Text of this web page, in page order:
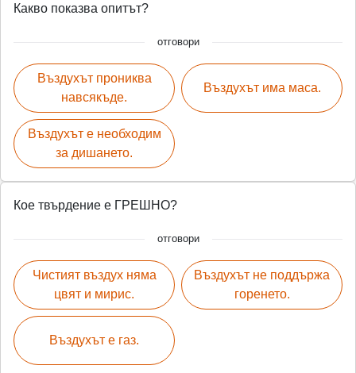
Какво показва опитът?
отговори
Въздухът прониква
навсякъде.
Въздухът е необходим
за дишането.
Въздухът има маса.
Кое твърдение е ГРЕШНО?
отговори
Чистият въздух няма
цвят и мирис.
Въздухът е газ.
Въздухът не поддържа
горенето.